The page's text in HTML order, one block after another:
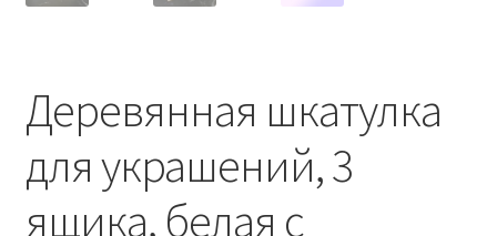
Деревянная шкатулка
для украшений, 3
ящика, белая с